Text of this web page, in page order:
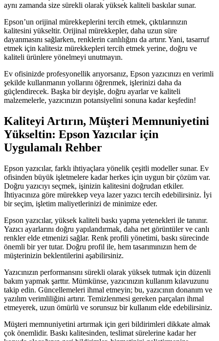
aynı zamanda size sürekli olarak yüksek kaliteli baskılar sunar.
Epson’un orijinal mürekkeplerini tercih etmek, çıktılarınızın
kalitesini yükseltir. Orijinal mürekkepler, daha uzun süre
dayanmasını sağlarken, renklerin canlılığını da artırır. Yani, tasarruf
etmek için kalitesiz mürekkepleri tercih etmek yerine, doğru ve
kaliteli ürünlere yönelmeyi unutmayın.
Ev ofisinizde profesyonellik arıyorsanız, Epson yazıcınızı en verimli
şekilde kullanmanın yollarını öğrenmek, işlerinizi daha da
güçlendirecek. Başka bir deyişle, doğru ayarlar ve kaliteli
malzemelerle, yazıcınızın potansiyelini sonuna kadar keşfedin!
Kaliteyi Artırın, Müşteri Memnuniyetini
Yükseltin: Epson Yazıcılar için
Uygulamalı Rehber
Epson yazıcılar, farklı ihtiyaçlara yönelik çeşitli modeller sunar. Ev
ofisinden büyük işletmelere kadar herkes için uygun bir çözüm var.
Doğru yazıcıyı seçmek, işinizin kalitesini doğrudan etkiler.
İhtiyacınıza göre mürekkep veya lazer yazıcı tercih edebilirsiniz. İyi
bir seçim, işletim maliyetlerinizi de minimize eder.
Epson yazıcılar, yüksek kaliteli baskı yapma yetenekleri ile tanınır.
Yazıcı ayarlarını doğru yapılandırmak, daha net görüntüler ve canlı
renkler elde etmenizi sağlar. Renk profili yönetimi, baskı sürecinde
önemli bir yer tutar. Doğru profil ile, hem tasarımınızın hem de
müşterinizin beklentilerini aşabilirsiniz.
Yazıcınızın performansını sürekli olarak yüksek tutmak için düzenli
bakım yapmak şarttır. Mümkünse, yazıcınızın kullanım kılavuzunu
takip edin. Güncellemeleri ihmal etmeyin; bu, yazıcının donanım ve
yazılım verimliliğini artırır. Temizlenmesi gereken parçaları ihmal
etmeyerek, uzun ömürlü ve sorunsuz bir kullanım elde edebilirsiniz.
Müşteri memnuniyetini artırmak için geri bildirimleri dikkate almak
çok önemlidir. Baskı kalitesinden, teslimat sürelerine kadar her